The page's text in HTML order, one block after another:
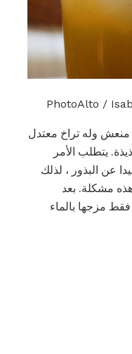
PhotoAlto /
منعش وله تراخ معتدل
يتطلب الأمر
عن البذور ، لذلك
هذه مشكلة. بعد
مزجها بالماء